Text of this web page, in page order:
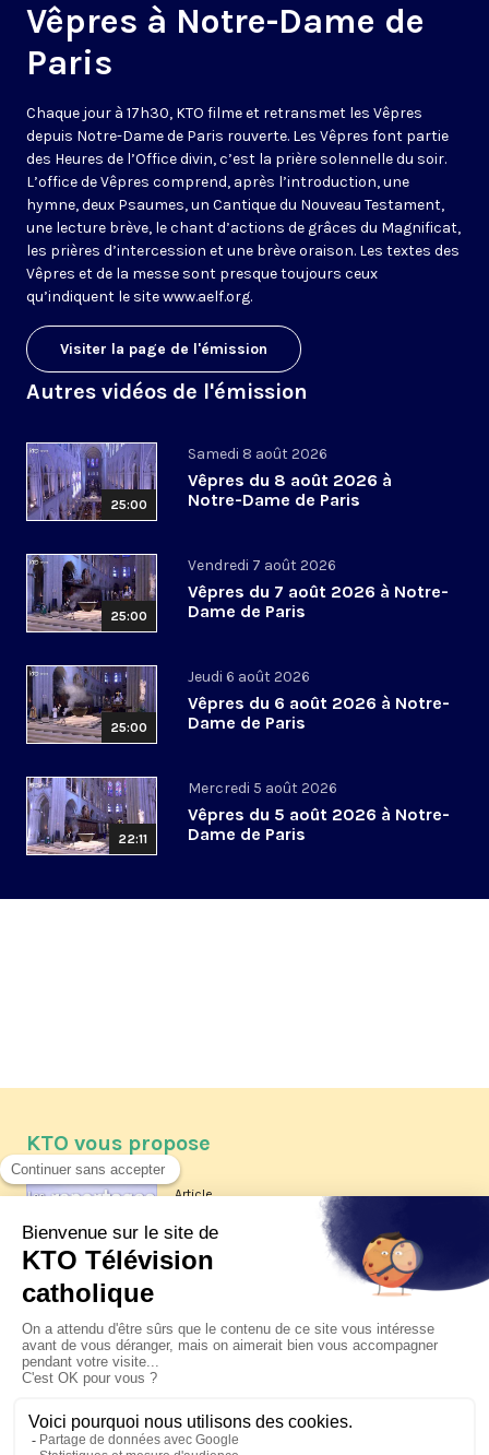
Vêpres à Notre-Dame de
Paris
Chaque jour à 17h30, KTO filme et retransmet les Vêpres
depuis Notre-Dame de Paris rouverte. Les Vêpres font partie
des Heures de l’Office divin, c’est la prière solennelle du soir.
L’office de Vêpres comprend, après l’introduction, une
hymne, deux Psaumes, un Cantique du Nouveau Testament,
une lecture brève, le chant d’actions de grâces du Magnificat,
les prières d’intercession et une brève oraison. Les textes des
Vêpres et de la messe sont presque toujours ceux
qu’indiquent le sitewww.aelf.org.
Visiter la page de l'émission
Autres vidéos de l'émission
25:00
Samedi 8 août 2026
Vêpres du 8 août 2026 à
Notre-Dame de Paris
25:00
Vendredi 7 août 2026
Vêpres du 7 août 2026 à Notre-
Dame de Paris
25:00
Jeudi 6 août 2026
Vêpres du 6 août 2026 à Notre-
Dame de Paris
22:11
Mercredi 5 août 2026
Vêpres du 5 août 2026 à Notre-
Dame de Paris
KTO vous propose
Article
Les reportages d'été 2026 de KTO
La visite pastorale du pape Léon
XIV à Assise à suivre sur KTO le
jeudi 6 août
Le pape en Uruguay, Argentine et
Pérou du 6 au 17 novembre 2026